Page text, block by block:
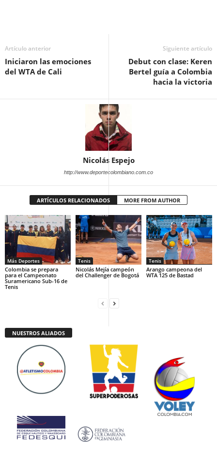
Artículo anterior
Iniciaron las emociones
del WTA de Cali
Siguiente artículo
Debut con clase: Keren
Bertel guía a Colombia
hacia la victoria
Nicolás Espejo
http://www.deportecolombiano.com.co
ARTÍCULOS RELACIONADOS MORE FROM AUTHOR
Más Deportes
Colombia se prepara
para el Campeonato
Suramericano Sub-16 de
Tenis
Tenis
Nicolás Mejía campeón
del Challenger de Bogotá
Tenis
Arango campeona del
WTA 125 de Bastad
NUESTROS ALIADOS